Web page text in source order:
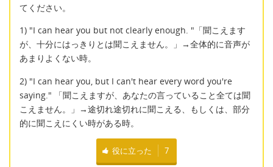
てください。
1) "I can hear you but not clearly enough. "「聞こえます
が、十分にはっきりとは聞こえません。」→全体的に音声が
あまりよくない時。
2) "I can hear you, but I can't hear every word you're
saying." 「聞こえますが、あなたの言っていること全ては聞
こえません。」→途切れ途切れに聞こえる、もしくは、部分
的に聞こえにくい時がある時。
役に立った 7